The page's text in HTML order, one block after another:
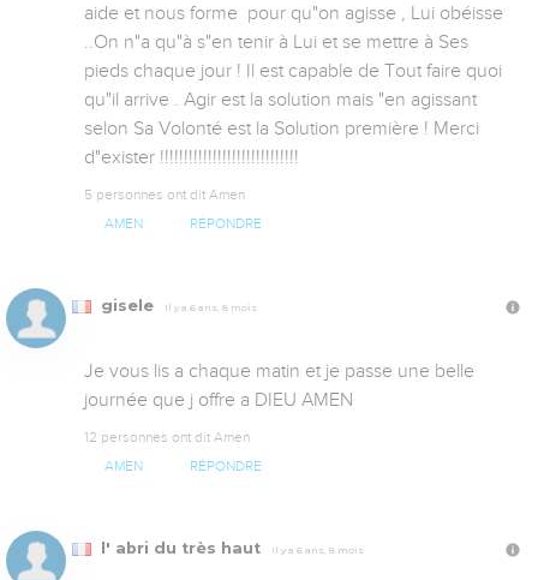
aide et nous forme  pour qu"on agisse , Lui obéisse
..On n"a qu"à s"en tenir à Lui et se mettre à Ses
pieds chaque jour ! Il est capable de Tout faire quoi
qu"il arrive . Agir est la solution mais "en agissant
selon Sa Volonté est la Solution première ! Merci
d"exister !!!!!!!!!!!!!!!!!!!!!!!!!!!!!
5 personnes ont dit Amen
AMEN RÉPONDRE
gisele Il y a 6 ans, 8 mois
Je vous lis a chaque matin et je passe une belle
journée que j offre a DIEU AMEN
12 personnes ont dit Amen
AMEN RÉPONDRE
l' abri du très haut Il y a 6 ans, 8 mois